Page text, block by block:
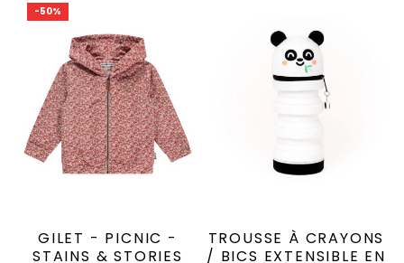
-50%
GILET - PICNIC -
STAINS & STORIES
TROUSSE À CRAYONS
/ BICS EXTENSIBLE EN